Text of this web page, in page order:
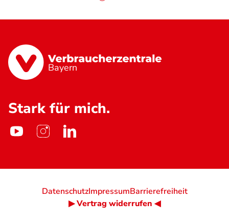
Bayern
Stark für mich.
DatenschutzImpressumBarrierefreiheit
▶ Vertrag widerrufen ◀